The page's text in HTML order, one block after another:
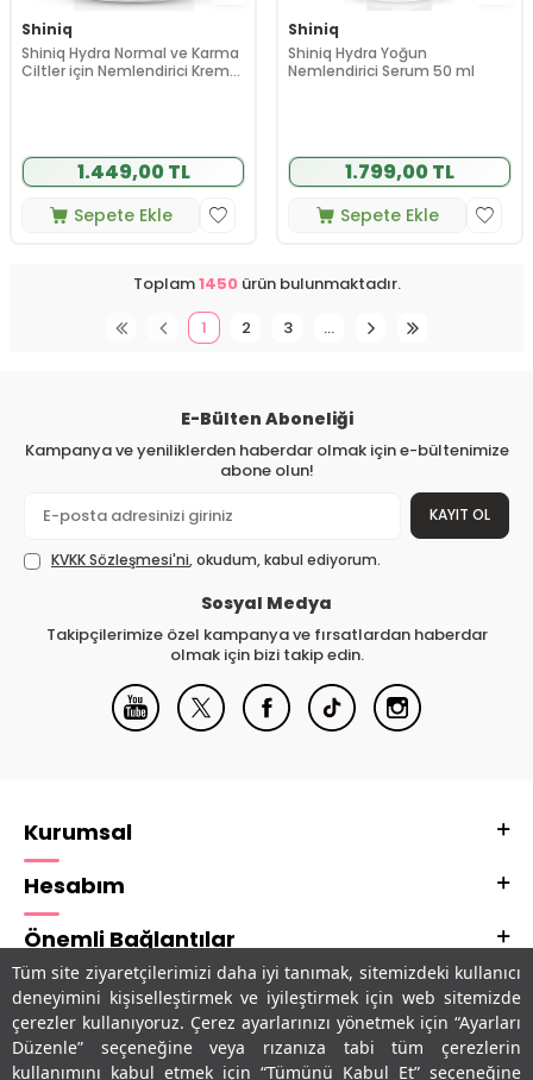
Tüm site ziyaretçilerimizi daha iyi tanımak, sitemizdeki kullanıcı
deneyimini kişiselleştirmek ve iyileştirmek için web sitemizde
çerezler kullanıyoruz. Çerez ayarlarınızı yönetmek için “Ayarları
Düzenle” seçeneğine veya rızanıza tabi tüm çerezlerin
kullanımını kabul etmek için “Tümünü Kabul Et” seçeneğine
Shiniq
Shiniq Hydra Normal ve Karma
Ciltler için Nemlendirici Krem
1.449,00 TL
Sepete Ekle
Shiniq
Shiniq Hydra Yoğun
Nemlendirici Serum 50 ml
1.799,00 TL
Sepete Ekle
Toplam1450ürün bulunmaktadır.
1
2 3 …
E-Bülten Aboneliği
Kampanya ve yeniliklerden haberdar olmak için e-bültenimize
abone olun!
KAYIT OL
KVKK Sözleşmesi'ni, okudum, kabul ediyorum.
Sosyal Medya
Takipçilerimize özel kampanya ve fırsatlardan haberdar
olmak için bizi takip edin.
Kurumsal
Hesabım
Önemli Bağlantılar
Adres & İletişim
Uygulamalarımız